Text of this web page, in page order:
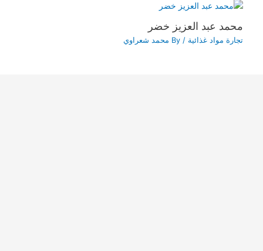
محمد عبد العزيز خضر
تجارة مواد غذائية / By محمد شعراوي